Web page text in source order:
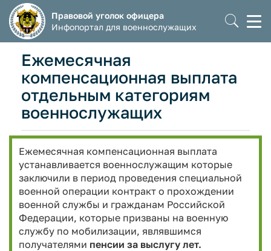
Правовой уголок офицера
Инфопортал для военнослужащих
Ежемесячная
компенсационная выплата
отдельным категориям
военнослужащих
Ежемесячная компенсационная выплата
устанавливается военнослужащим которые
заключили в период проведения специальной
военной операции контракт о прохождении
военной службы и гражданам Российской
Федерации, которые призваны на военную
службу по мобилизации, являвшимся
получателями пенсии за выслугу лет.